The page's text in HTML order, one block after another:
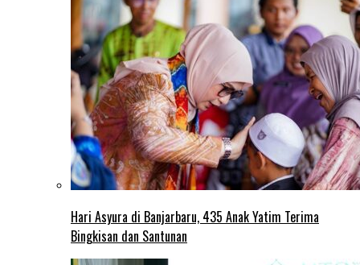
Hari Asyura di Banjarbaru, 435 Anak Yatim Terima
Bingkisan dan Santunan